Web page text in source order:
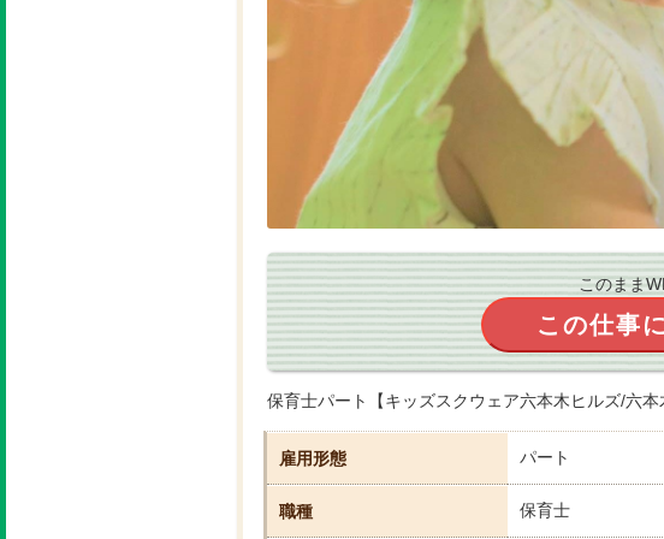
このまま
この仕事
保育士パート【キッズスクウェア六本木ヒルズ/六
雇用形態 パート
職種 保育士